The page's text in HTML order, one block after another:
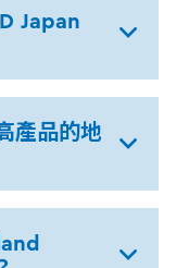
Japan
產品的地